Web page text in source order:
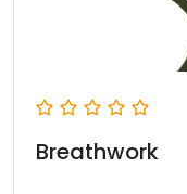
Breathwork